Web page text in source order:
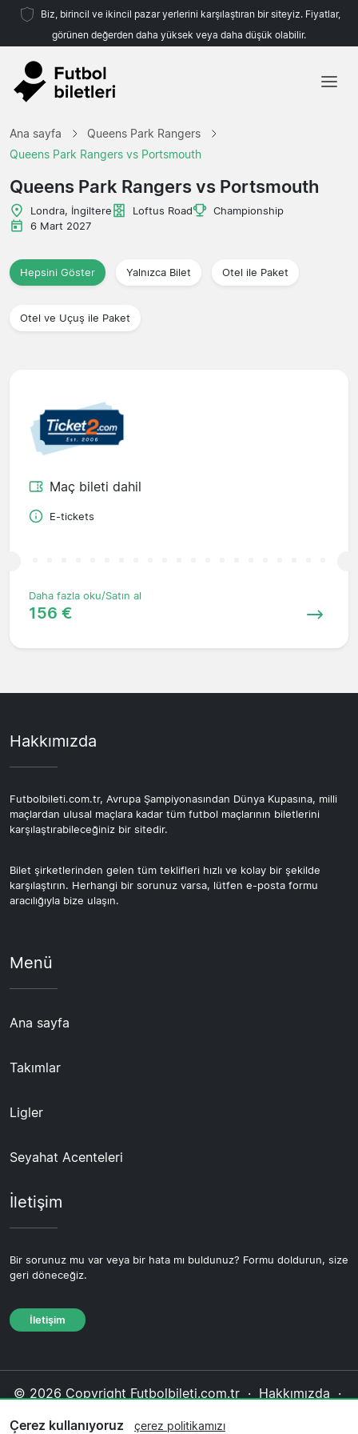
Biz, birincil ve ikincil pazar yerlerini karşılaştıran bir siteyiz. Fiyatlar,
görünen değerden daha yüksek veya daha düşük olabilir.
Takımlar
Seyahat Acenteleri
Ana sayfa
Queens Park Rangers
Queens Park Rangers vs Portsmouth
Queens Park Rangers vs Portsmouth
Londra, İngiltere Loftus Road
Championship
6 Mart 2027
Hepsini Göster Yalnızca Bilet Otel ile Paket
Otel ve Uçuş ile Paket
Maç bileti dahil
E-tickets
Daha fazla oku/Satın al
156 €
Hakkımızda
Futbolbileti.com.tr, Avrupa Şampiyonasından Dünya Kupasına, milli
maçlardan ulusal maçlara kadar tüm futbol maçlarının biletlerini
karşılaştırabileceğiniz bir sitedir.
Bilet şirketlerinden gelen tüm teklifleri hızlı ve kolay bir şekilde
karşılaştırın. Herhangi bir sorunuz varsa, lütfen e-posta formu
aracılığıyla bize ulaşın.
Menü
Ana sayfa
Takımlar
Ligler
Seyahat Acenteleri
İletişim
Bir sorunuz mu var veya bir hata mı buldunuz? Formu doldurun, size
geri döneceğiz.
İletişim
© 2026 Copyright Futbolbileti.com.tr · Hakkımızda ·
Çerez kullanıyoruz çerez politikamızı